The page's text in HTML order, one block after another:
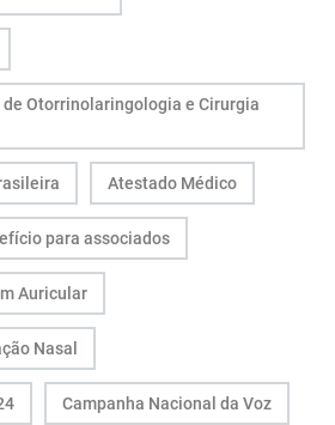
Otorrinolaringologia e Cirurgia
Atestado Médico
para associados
Auricular
Nasal
Campanha Nacional da Voz